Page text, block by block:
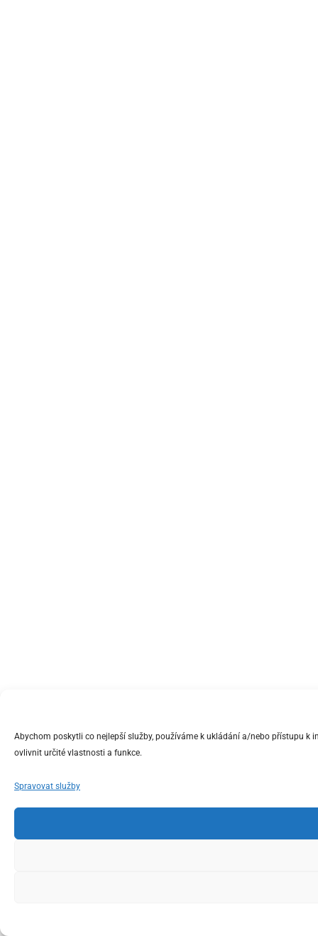
Abychom poskytli co nejlepší služby, používáme k ukládání a/nebo přístupu
ovlivnit určité vlastnosti a funkce.
Spravovat služby